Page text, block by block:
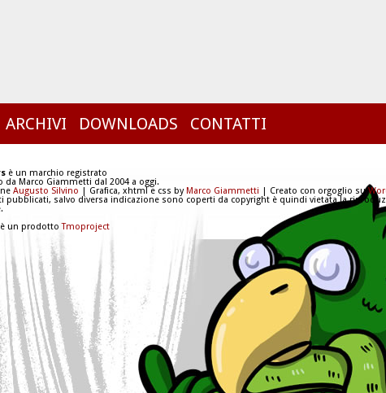
ARCHIVI DOWNLOADS CONTATTI
è un marchio registrato
da Marco Giammetti dal 2004 a oggi.
Augusto Silvino | Grafica, xhtml e css byMarco Giammetti | Creato con orgoglio su
pubblicati, salvo diversa indicazione sono coperti da copyright è quindi vietata la
è un prodottoTmoproject